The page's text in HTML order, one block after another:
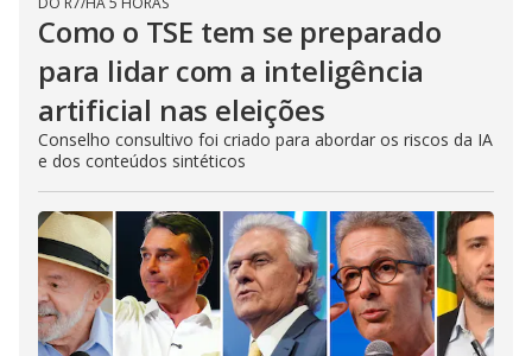
Como o TSE tem se preparado
para lidar com a inteligência
artificial nas eleições
Conselho consultivo foi criado para abordar os riscos da IA
e dos conteúdos sintéticos